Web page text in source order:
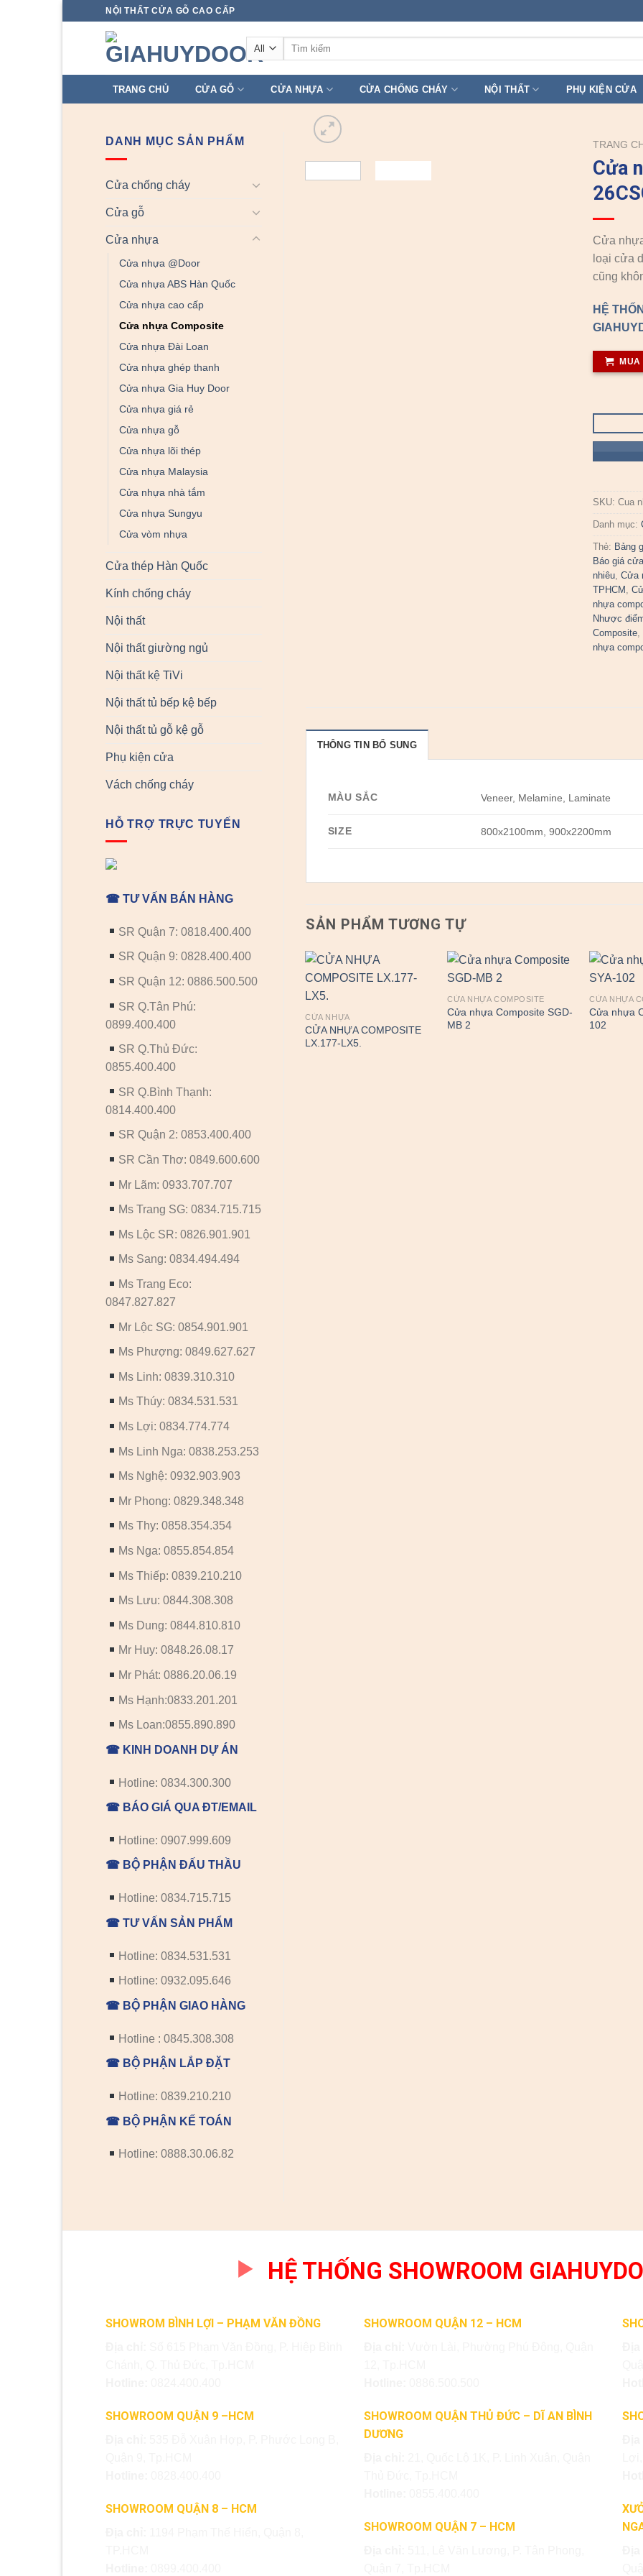
NỘI THẤT CỬA GỖ CAO CẤP
Tìm
TRANG CHỦ CỬA GỖ CỬA NHỰA CỬA CHỐNG CHÁY NỘI THẤT PHỤ KIỆN CỬA
DANH MỤC SẢN PHẨM
Cửa chống cháy
Cửa gỗ
Cửa nhựa
Cửa nhựa @Door
Cửa nhựa ABS Hàn Quốc
Cửa nhựa cao cấp
Cửa nhựa Composite
Cửa nhựa Đài Loan
Cửa nhựa ghép thanh
Cửa nhựa Gia Huy Door
Cửa nhựa giá rẻ
Cửa nhựa gỗ
Cửa nhựa lõi thép
Cửa nhựa Malaysia
Cửa nhựa nhà tắm
Cửa nhựa Sungyu
Cửa vòm nhựa
Cửa thép Hàn Quốc
Kính chống cháy
Nội thất
Nội thất giường ngủ
Nội thất kệ TiVi
Nội thất tủ bếp kệ bếp
Nội thất tủ gỗ kệ gỗ
Phụ kiện cửa
Vách chống cháy
HỖ TRỢ TRỰC TUYẾN
☎ TƯ VẤN BÁN HÀNG
SR Quận 7: 0818.400.400
SR Quận 9: 0828.400.400
SR Quận 12: 0886.500.500
SR Q.Tân Phú:
0899.400.400
SR Q.Thủ Đức:
0855.400.400
SR Q.Bình Thạnh:
0814.400.400
SR Quận 2: 0853.400.400
SR Cần Thơ: 0849.600.600
Mr Lãm: 0933.707.707
Ms Trang SG: 0834.715.715
Ms Lộc SR: 0826.901.901
Ms Sang: 0834.494.494
Ms Trang Eco:
0847.827.827
Mr Lộc SG: 0854.901.901
Ms Phượng: 0849.627.627
Ms Linh: 0839.310.310
Ms Thúy: 0834.531.531
Ms Lợi: 0834.774.774
Ms Linh Nga: 0838.253.253
Ms Nghệ: 0932.903.903
Mr Phong: 0829.348.348
Ms Thy: 0858.354.354
Ms Nga: 0855.854.854
Ms Thiếp: 0839.210.210
Ms Lưu: 0844.308.308
Ms Dung: 0844.810.810
Mr Huy: 0848.26.08.17
Mr Phát: 0886.20.06.19
Ms Hạnh:0833.201.201
Ms Loan:0855.890.890
☎ KINH DOANH DỰ ÁN
Hotline: 0834.300.300
☎ BÁO GIÁ QUA ĐT/EMAIL
Hotline: 0907.999.609
☎ BỘ PHẬN ĐẤU THẦU
Hotline: 0834.715.715
☎ TƯ VẤN SẢN PHẨM
Hotline: 0834.531.531
Hotline: 0932.095.646
☎ BỘ PHẬN GIAO HÀNG
Hotline : 0845.308.308
☎ BỘ PHẬN LẮP ĐẶT
Hotline: 0839.210.210
☎ BỘ PHẬN KẾ TOÁN
Hotline: 0888.30.06.82
TRANG
Cửa
Cửa
loại cửa
cũng
HỆ
SKU:Cua
Danh mục:
Thẻ: Bảng
Báo giá
nhiêu,Cửa
TPHCM ,
nhựa
Nhược
Composite,
nhựa
THÔNG TIN BỔ SUNG
MÀU SẮC Veneer, Melamine, Laminate
SIZE 800x2100mm, 900x2200mm
SẢN PHẨM TƯƠNG TỰ
CỬA NHỰA
CỬA NHỰA COMPOSITE
LX.177-LX5.
CỬA NHỰA COMPOSITE
Cửa nhựa Composite SGD-
MB 2
CỬA NHỰA
Cửa nhựa
102
CỬA NHỰA COMPOSITE
Cửa nhựa Composite
CỬA NHỰA
CỬA NHỰA COMPOSITE
LX.177-LX5
HỆ THỐNG SHOWROOM
SHOWROM BÌNH LỢI – PHẠM VĂN ĐỒNG
SHOWROOM QUẬN 9 –HCM
SHOWROOM QUẬN 8 – HCM
SHOWROOM QUẬN 12 – HCM
SHOWROOM QUẬN THỦ ĐỨC – DĨ AN BÌNH
DƯƠNG
SHOWROOM QUẬN 7 – HCM